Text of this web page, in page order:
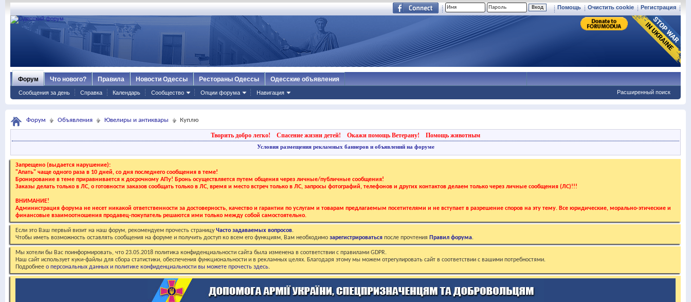
Регистрация
Очистить cookie
Помощь
Форум
Сообщения за день Справка Календарь Сообщество Опции форума Навигация
Что нового? Правила Новости Одессы Рестораны Одессы Одесские объявления
Расширенный поиск
Форум Объявления Ювелиры и антиквары Куплю
Творить добро легко! Спасение жизни детей! Окажи помощь Ветерану! Помощь животным
Условия размещения рекламных баннеров и объявлений на форуме
Запрещено (выдается нарушение):
"Апать" чаще одного раза в 10 дней, со дня последнего сообщения в теме!
Бронирование в теме приравнивается к досрочному АПу! Бронь осуществляется путем общения через личные/публичные сообщения!
Заказы делать только в ЛС, о готовности заказов сообщать только в ЛС, время и место встреч только в ЛС, запросы фотографий, телефонов и других контактов делаем только через личные сообщения (ЛС)!!!
ВНИМАНИЕ!
Администрация форума не несет никакой ответственности за достоверность, качество и гарантии по услугам и товарам предлагаемым посетителями и не вступает в разрешение споров на эту тему. Все юридические, морально-этические и
финансовые взаимоотношения продавец-покупатель решаются ими только между собой самостоятельно.
Если это Ваш первый визит на наш форум, рекомендуем прочесть страницуЧасто задаваемых вопросов.
Чтобы иметь возможность оставлять сообщения на форуме и получить доступ ко всем его функциям, Вам необходимо зарегистрироваться после прочтения Правил форума.
Мы хотели бы Вас поинформировать, что 23.05.2018 политика конфиденциальности сайта была изменена в соответствии с правилами GDPR.
Наш сайт использует куки-файлы для сбора статистики, обеспечения функциональности и в рекламных целях. Благодаря этому мы можем отрегулировать сайт в соответствии с вашими потребностями.
Подробнее о персональных данных и политике конфиденциальности вы можете прочесть здесь.